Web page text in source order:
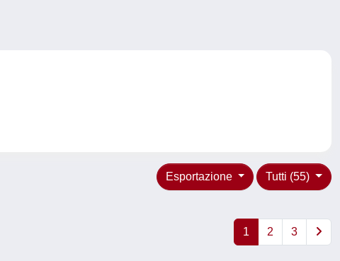
Tutti (55)
Esportazione
1 2 3